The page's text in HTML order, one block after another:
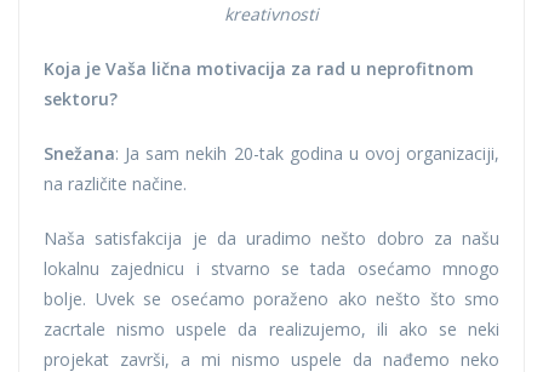
kreativnosti
Koja je Vaša lična motivacija za rad u neprofitnom
sektoru?
Snežana: Ja sam nekih 20-tak godina u ovoj organizaciji,
na različite načine.
Naša satisfakcija je da uradimo nešto dobro za našu
lokalnu zajednicu i stvarno se tada osećamo mnogo
bolje. Uvek se osećamo poraženo ako nešto što smo
zacrtale nismo uspele da realizujemo, ili ako se neki
projekat završi, a mi nismo uspele da nađemo neko